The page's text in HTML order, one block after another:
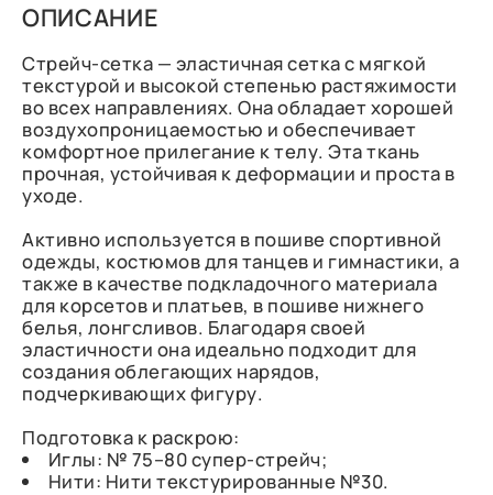
ОПИСАНИЕ
Стрейч-сетка — эластичная сетка с мягкой
текстурой и высокой степенью растяжимости
во всех направлениях. Она обладает хорошей
воздухопроницаемостью и обеспечивает
комфортное прилегание к телу. Эта ткань
прочная, устойчивая к деформации и проста в
уходе.
Активно используется в пошиве спортивной
одежды, костюмов для танцев и гимнастики, а
также в качестве подкладочного материала
для корсетов и платьев, в пошиве нижнего
белья, лонгсливов. Благодаря своей
эластичности она идеально подходит для
создания облегающих нарядов,
подчеркивающих фигуру.
Подготовка к раскрою:
Иглы: № 75–80 супер-стрейч;
Нити: Нити текстурированные №30.